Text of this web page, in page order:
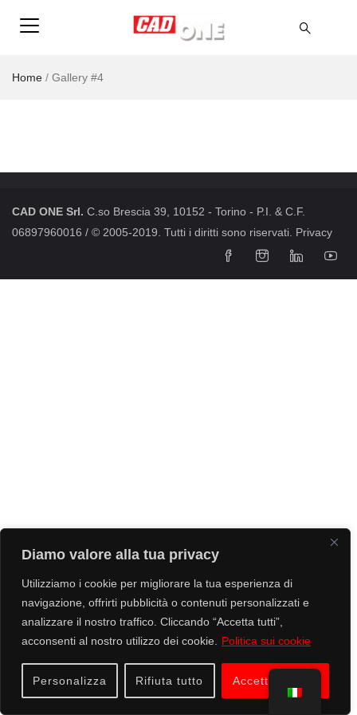
Diamo valore alla tua privacy
Utilizziamo i cookie per migliorare la tua esperienza di
navigazione, offrirti pubblicità o contenuti personalizzati e
analizzare il nostro traffico. Cliccando “Accetta tutti”,
acconsenti al nostro utilizzo dei cookie.
Politica sui cookie
Personalizza Rifiuta tutto Accettare tutto
Home / Gallery #4
CAD ONE Srl. C.so Brescia 39, 10152 - Torino - P.I. & C.F.
06897960016 / © 2005-2019. Tutti i diritti sono riservati. Privacy